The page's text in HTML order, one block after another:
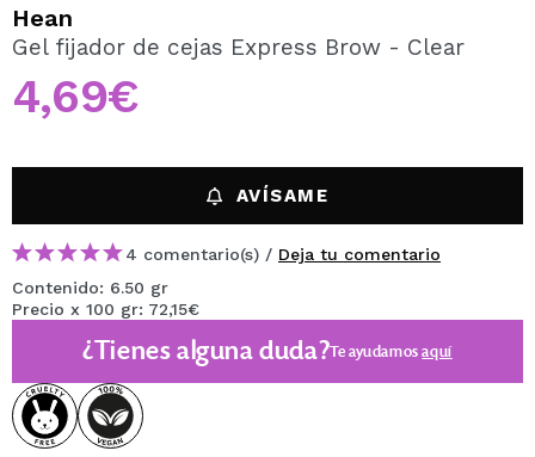
Al crear una cuenta en Maquillalia.com podrás realizar
tus compras rápidamente, revisar el estado de tus
pedidos y consultar tus operaciones anteriores.
CREAR CUENTA
Hean
Gel fijador de cejas Express Brow - Clear
4,69€
AVÍSAME
4 comentario(s) / Deja tu comentario
Contenido: 6.50 gr
Precio x 100 gr: 72,15€
¿Tienes alguna duda?Te ayudamosaquí